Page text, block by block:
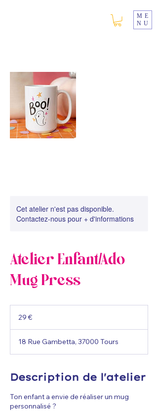
ME
NU
Cet atelier n'est pas disponible.
Contactez-nous pour + d'informations
Atelier Enfant/Ado
Mug Press
29 €
18 Rue Gambetta, 37000 Tours
Description de l'atelier
Ton enfant a envie de réaliser un mug
personnalisé ?